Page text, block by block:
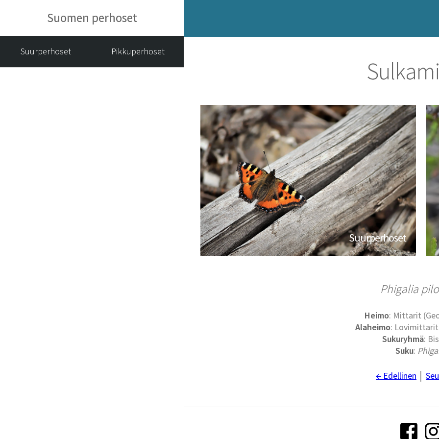
Suomen perhoset
Suurperhoset Pikkuperhoset
Suurperhoset
Phigalia
Heimo: Mittarit
Alaheimo: Lovimittarit
Sukuryhmä:
Suku:
← Edellinen